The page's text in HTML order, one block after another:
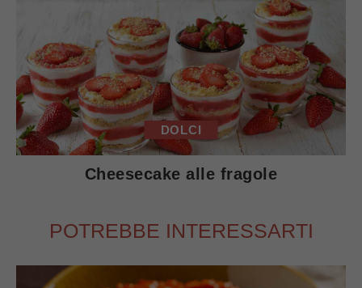
DOLCI
Cheesecake alle fragole
POTREBBE INTERESSARTI